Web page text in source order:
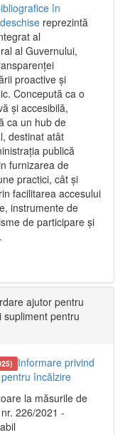
în
reprezintă
al
al Guvernului,
proactive și
Concepută ca o
și accesibilă,
ca un hub de
destinat atât
publică
furnizarea de
practici, cât și
facilitarea accesului
instrumente de
de participare și
ajutor pentru
supliment pentru
Informare privind
încălzire
la măsurile de
226/2021 -